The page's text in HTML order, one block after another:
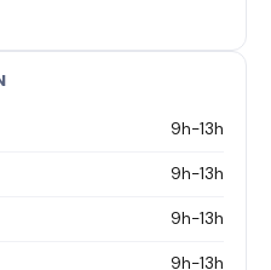
9h-13h
9h-13h
9h-13h
9h-13h